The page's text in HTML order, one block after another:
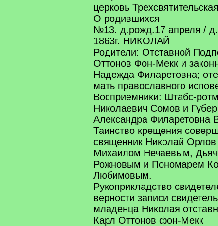
церковь
О родившихся
№13. д.рожд.17 апреля /
1863г. НИКОЛАЙ
Родители: Отставной
Оттонов Фон-Мекк и
Надежда Филаретовна;
мать православного
Восприемники: Штабс-
Николаевич Сомов и
Александра Филаретовна
Таинство крещения
священник Николай
Михаилом Нечаевым,
Рожновым и Пономарем
Любимовым.
Рукоприкладство
верности записи
младенца Николая
Карл Оттонов фон-Мекк